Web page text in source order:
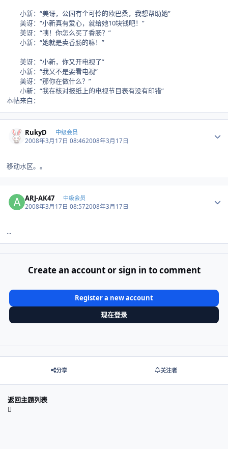
小新：“美讶，公园有个可怜的欧巴桑，我想帮助她”
美讶：“小新真有爱心，就给她10块钱吧！”
美讶：“咦！你怎么买了香肠？”
小新：“她就是卖香肠的嘛！”
美讶：“小新，你又开电视了”
小新：“我又不是要看电视”
美讶：“那你在做什么？”
小新：“我在核对报纸上的电视节目表有没有印错”
本帖来自：
RukyD 中级会员
2008年3月17日 08:462008年3月17日
移动水区。。
ARJ-AK47 中级会员
2008年3月17日 08:572008年3月17日
...
Create an account or sign in to comment
Register a new account
现在登录
分享 关注者
返回主题列表